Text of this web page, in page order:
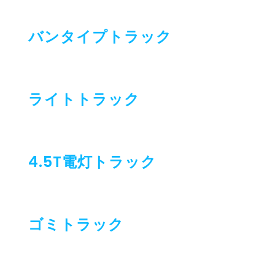
バンタイプトラック
ライトトラック
4.5T電灯トラック
ゴミトラック